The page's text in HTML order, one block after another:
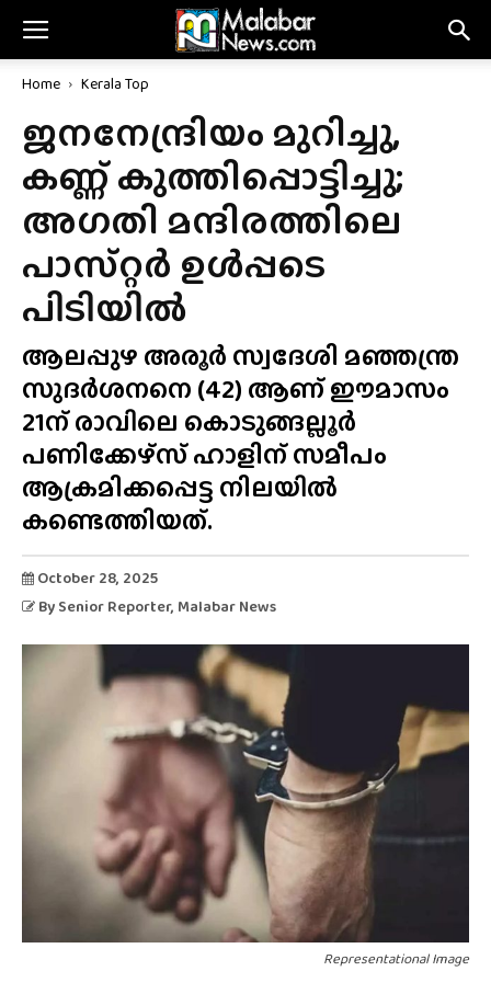
Home Kerala Top
ജനനേന്ദ്രിയം മുറിച്ചു,
കണ്ണ് കുത്തിപ്പൊട്ടിച്ചു;
അഗതി മന്ദിരത്തിലെ
പാസ്‌റ്റർ ഉൾപ്പടെ
പിടിയിൽ
ആലപ്പുഴ അരൂർ സ്വദേശി മഞ്ഞന്ത്ര
സുദർശനനെ (42) ആണ് ഈമാസം
21ന് രാവിലെ കൊടുങ്ങല്ലൂർ
പണിക്കേഴ്‌സ് ഹാളിന് സമീപം
ആക്രമിക്കപ്പെട്ട നിലയിൽ
കണ്ടെത്തിയത്.
October 28, 2025
By Senior Reporter, Malabar News
Representational Image